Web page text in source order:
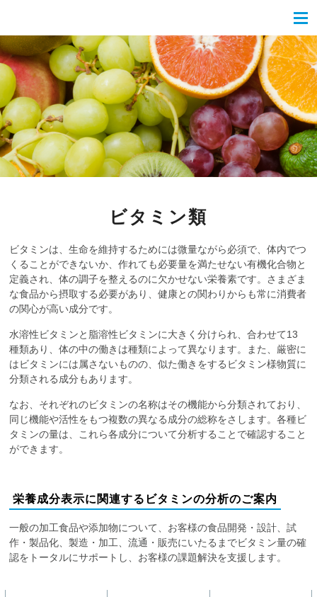
ビタミン類
ビタミンは、生命を維持するためには微量ながら必須で、体内でつ
くることができないか、作れても必要量を満たせない有機化合物と
定義され、体の調子を整えるのに欠かせない栄養素です。さまざま
な食品から摂取する必要があり、健康との関わりからも常に消費者
の関心が高い成分です。
水溶性ビタミンと脂溶性ビタミンに大きく分けられ、合わせて13
種類あり、体の中の働きは種類によって異なります。また、厳密に
はビタミンには属さないものの、似た働きをするビタミン様物質に
分類される成分もあります。
なお、それぞれのビタミンの名称はその機能から分類されており、
同じ機能や活性をもつ複数の異なる成分の総称をさします。各種ビ
タミンの量は、これら各成分について分析することで確認すること
ができます。
栄養成分表示に関連するビタミンの分析のご案内
一般の加工食品や添加物について、お客様の食品開発・設計、試
作・製品化、製造・加工、流通・販売にいたるまでビタミン量の確
認をトータルにサポートし、お客様の課題解決を支援します。